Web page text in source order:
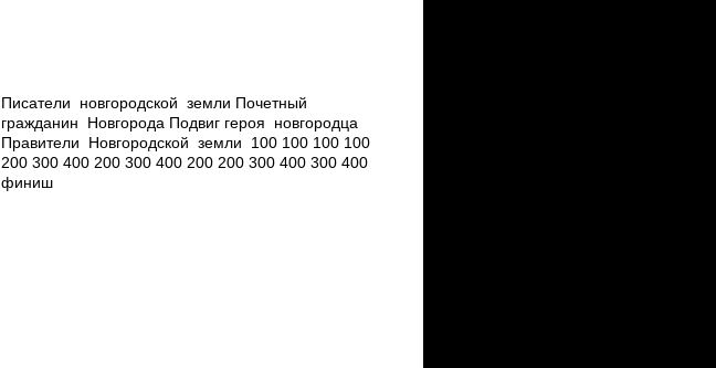
Писатели новгородской земли Почетный
гражданин Новгорода Подвиг героя ­новгородца
Правители Новгородской земли 100 100 100 100
200 300 400 200 300 400 200 200 300 400 300 400
финиш